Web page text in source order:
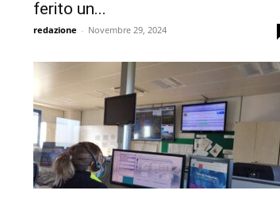
ferito un...
redazione - Novembre 29, 2024